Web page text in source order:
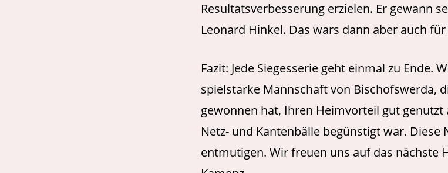
Resultatsverbesserung erzielen. Er gewann
Leonard Hinkel. Das wars dann aber auch für
Fazit: Jede Siegesserie geht einmal zu Ende.
spielstarke Mannschaft von Bischofswerda,
gewonnen hat, Ihren Heimvorteil gut genutzt
Netz- und Kantenbälle begünstigt war.
entmutigen. Wir freuen uns auf das nächste